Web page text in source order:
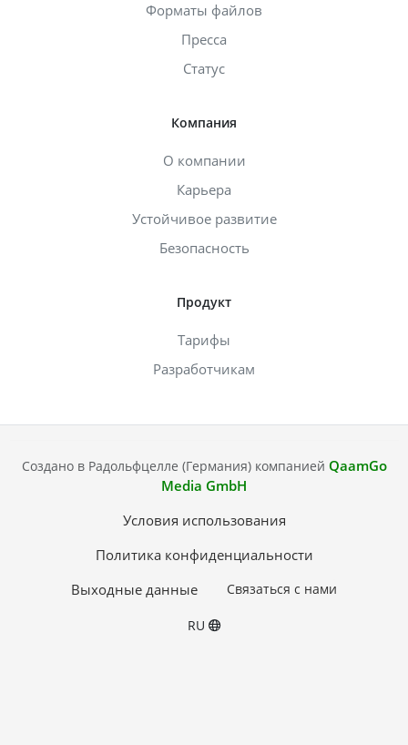
Форматы файлов
Пресса
Статус
Компания
О компании
Карьера
Устойчивое развитие
Безопасность
Продукт
Тарифы
Разработчикам
Создано в Радольфцелле (Германия) компанией QaamGo
Media GmbH
Условия использования
Политика конфиденциальности
Выходные данные
Связаться с нами
RU